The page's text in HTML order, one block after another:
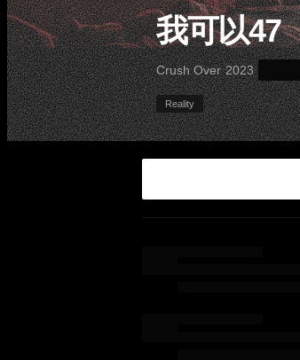
我可以47
Crush Over·2023·
Reality